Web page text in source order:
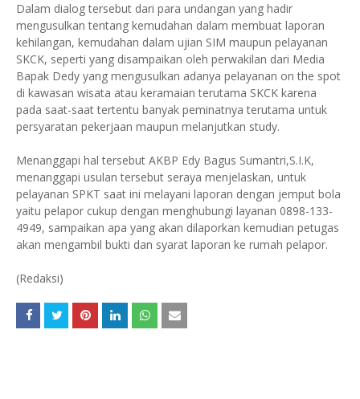
Dalam dialog tersebut dari para undangan yang hadir
mengusulkan tentang kemudahan dalam membuat laporan
kehilangan, kemudahan dalam ujian SIM maupun pelayanan
SKCK, seperti yang disampaikan oleh perwakilan dari Media
Bapak Dedy yang mengusulkan adanya pelayanan on the spot
di kawasan wisata atau keramaian terutama SKCK karena
pada saat-saat tertentu banyak peminatnya terutama untuk
persyaratan pekerjaan maupun melanjutkan study.
Menanggapi hal tersebut AKBP Edy Bagus Sumantri,S.I.K,
menanggapi usulan tersebut seraya menjelaskan, untuk
pelayanan SPKT saat ini melayani laporan dengan jemput bola
yaitu pelapor cukup dengan menghubungi layanan 0898-133-
4949, sampaikan apa yang akan dilaporkan kemudian petugas
akan mengambil bukti dan syarat laporan ke rumah pelapor.
(Redaksi)